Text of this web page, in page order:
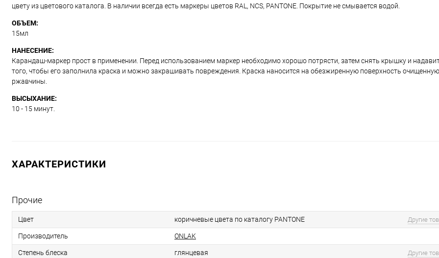
цвету из цветового каталога. В наличии всегда есть маркеры цветов RAL, NCS, PANTONE. Покрытие не смывается водой.
ОБЪЕМ:
15мл
НАНЕСЕНИЕ:
Карандаш-маркер прост в применении. Перед использованием маркер необходимо хорошо потрясти, затем снять крышку и
того, чтобы его заполнила краска и можно закрашивать повреждения. Краска наносится на обезжиренную поверхность
ржавчины.
ВЫСЫХАНИЕ:
10 - 15 минут.
ХАРАКТЕРИСТИКИ
Прочие
Цвет коричневые цвета по каталогу PANTONE Другие
Производитель ONLAK
Степень блеска глянцевая Другие